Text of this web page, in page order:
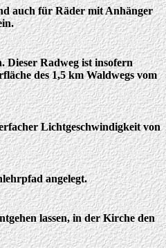
auch für Räder mit Anhänger
Dieser Radweg ist insofern
des 1,5 km Waldwegs vom
Lichtgeschwindigkeit von
angelegt.
lassen, in der Kirche den